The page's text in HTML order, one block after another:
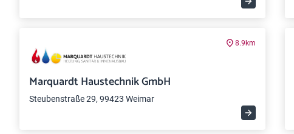
8.9km
Marquardt Haustechnik GmbH
Steubenstraße 29, 99423 Weimar